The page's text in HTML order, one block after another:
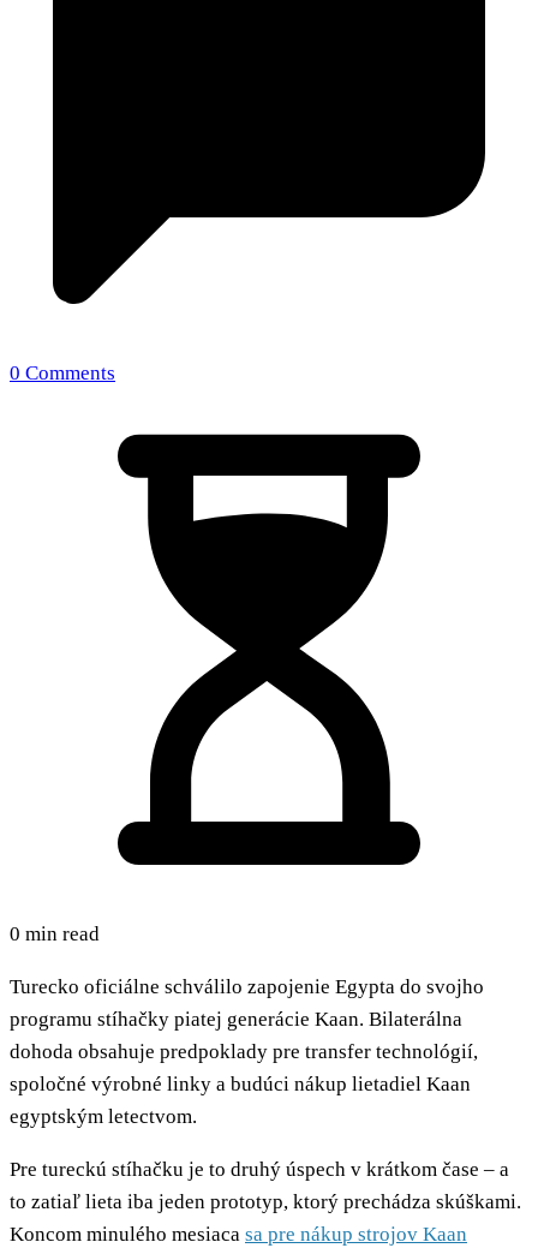
0 Comments
0 min read
Turecko oficiálne schválilo zapojenie Egypta do svojho
programu stíhačky piatej generácie Kaan. Bilaterálna
dohoda obsahuje predpoklady pre transfer technológií,
spoločné výrobné linky a budúci nákup lietadiel Kaan
egyptským letectvom.
Pre tureckú stíhačku je to druhý úspech v krátkom čase – a
to zatiaľ lieta iba jeden prototyp, ktorý prechádza skúškami.
Koncom minulého mesiaca sa pre nákup strojov Kaan